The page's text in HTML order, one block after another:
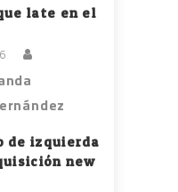
late en el
de izquierda
new